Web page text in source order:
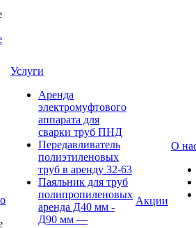
Услуги
Аренда
электромуфтового
аппарата для
сварки труб ПНД
Передавливатель
полиэтиленовых
труб в аренду 32-63
Паяльник для труб
полипропиленовых
аренда Д40 мм -
Д90 мм —
Акции
О